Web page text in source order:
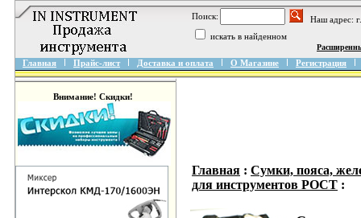
Поиск:
Наш адрес:
искать в найденном
Главная Прайс-лист Доставка и оплата О Магазине Регистрация
Внимание! Скидки!
Главная : Сумки, пояса,
для инструментов РОСТ :